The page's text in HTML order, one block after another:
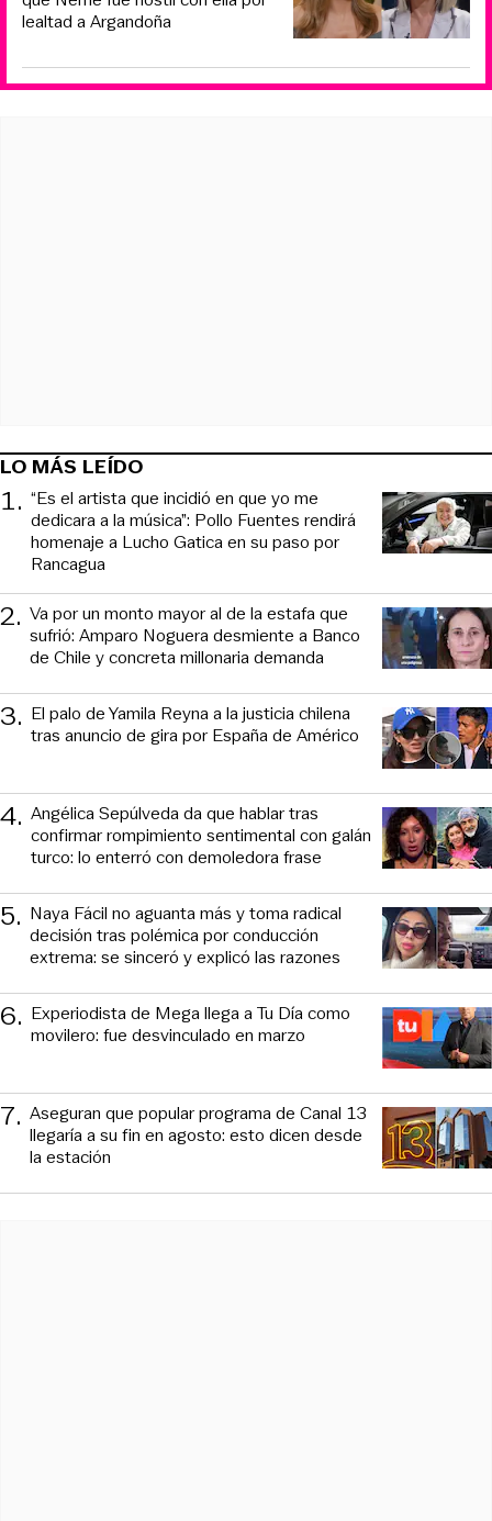
lealtad a Argandoña
LO MÁS LEÍDO
1. “Es el artista que incidió en que yo me
dedicara a la música”: Pollo Fuentes rendirá
homenaje a Lucho Gatica en su paso por
Rancagua
2. Va por un monto mayor al de la estafa que
sufrió: Amparo Noguera desmiente a Banco
de Chile y concreta millonaria demanda
3. El palo de Yamila Reyna a la justicia chilena
tras anuncio de gira por España de Américo
4. Angélica Sepúlveda da que hablar tras
confirmar rompimiento sentimental con galán
turco: lo enterró con demoledora frase
5. Naya Fácil no aguanta más y toma radical
decisión tras polémica por conducción
extrema: se sinceró y explicó las razones
6. Experiodista de Mega llega a Tu Día como
movilero: fue desvinculado en marzo
7. Aseguran que popular programa de Canal 13
llegaría a su fin en agosto: esto dicen desde
la estación